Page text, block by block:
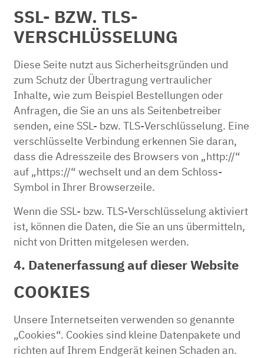
SSL- BZW. TLS-
VERSCHLÜSSELUNG
Diese Seite nutzt aus Sicherheitsgründen und
zum Schutz der Übertragung vertraulicher
Inhalte, wie zum Beispiel Bestellungen oder
Anfragen, die Sie an uns als Seitenbetreiber
senden, eine SSL- bzw. TLS-Verschlüsselung. Eine
verschlüsselte Verbindung erkennen Sie daran,
dass die Adresszeile des Browsers von „http://“
auf „https://“ wechselt und an dem Schloss-
Symbol in Ihrer Browserzeile.
Wenn die SSL- bzw. TLS-Verschlüsselung aktiviert
ist, können die Daten, die Sie an uns übermitteln,
nicht von Dritten mitgelesen werden.
4. Datenerfassung auf dieser Website
COOKIES
Unsere Internetseiten verwenden so genannte
„Cookies“. Cookies sind kleine Datenpakete und
richten auf Ihrem Endgerät keinen Schaden an.